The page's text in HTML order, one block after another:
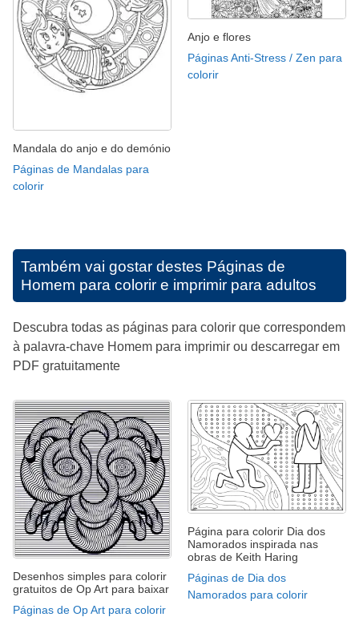
Mandala do anjo e do demónio
Páginas de Mandalas para
colorir
Anjo e flores
Páginas Anti-Stress / Zen para
colorir
Também vai gostar destes Páginas de
Homem para colorir e imprimir para adultos
Descubra todas as páginas para colorir que correspondem
à palavra-chave Homem para imprimir ou descarregar em
PDF gratuitamente
Desenhos simples para colorir
gratuitos de Op Art para baixar
Páginas de Op Art para colorir
Página para colorir Dia dos
Namorados inspirada nas
obras de Keith Haring
Páginas de Dia dos
Namorados para colorir